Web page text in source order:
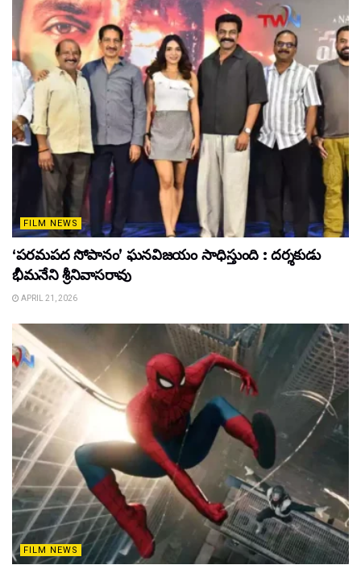
FILM NEWS
‘పరమపద సోపానం’ ఘనవిజయం సాధిస్తుంది : దర్శకుడు
భీమనేని శ్రీనివాసరావు
APRIL 21, 2026
FILM NEWS